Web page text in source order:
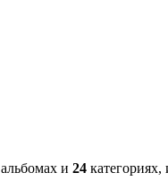
альбомах и 24